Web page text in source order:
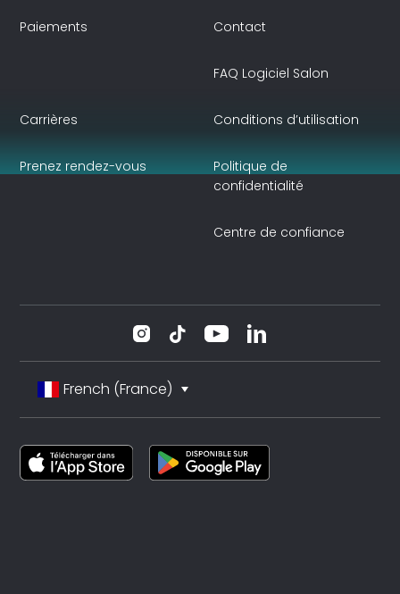
Paiements Contact
FAQ Logiciel Salon
Carrières
Prenez rendez-vous
Conditions d’utilisation
Politique de
confidentialité
Centre de confiance
French (France)